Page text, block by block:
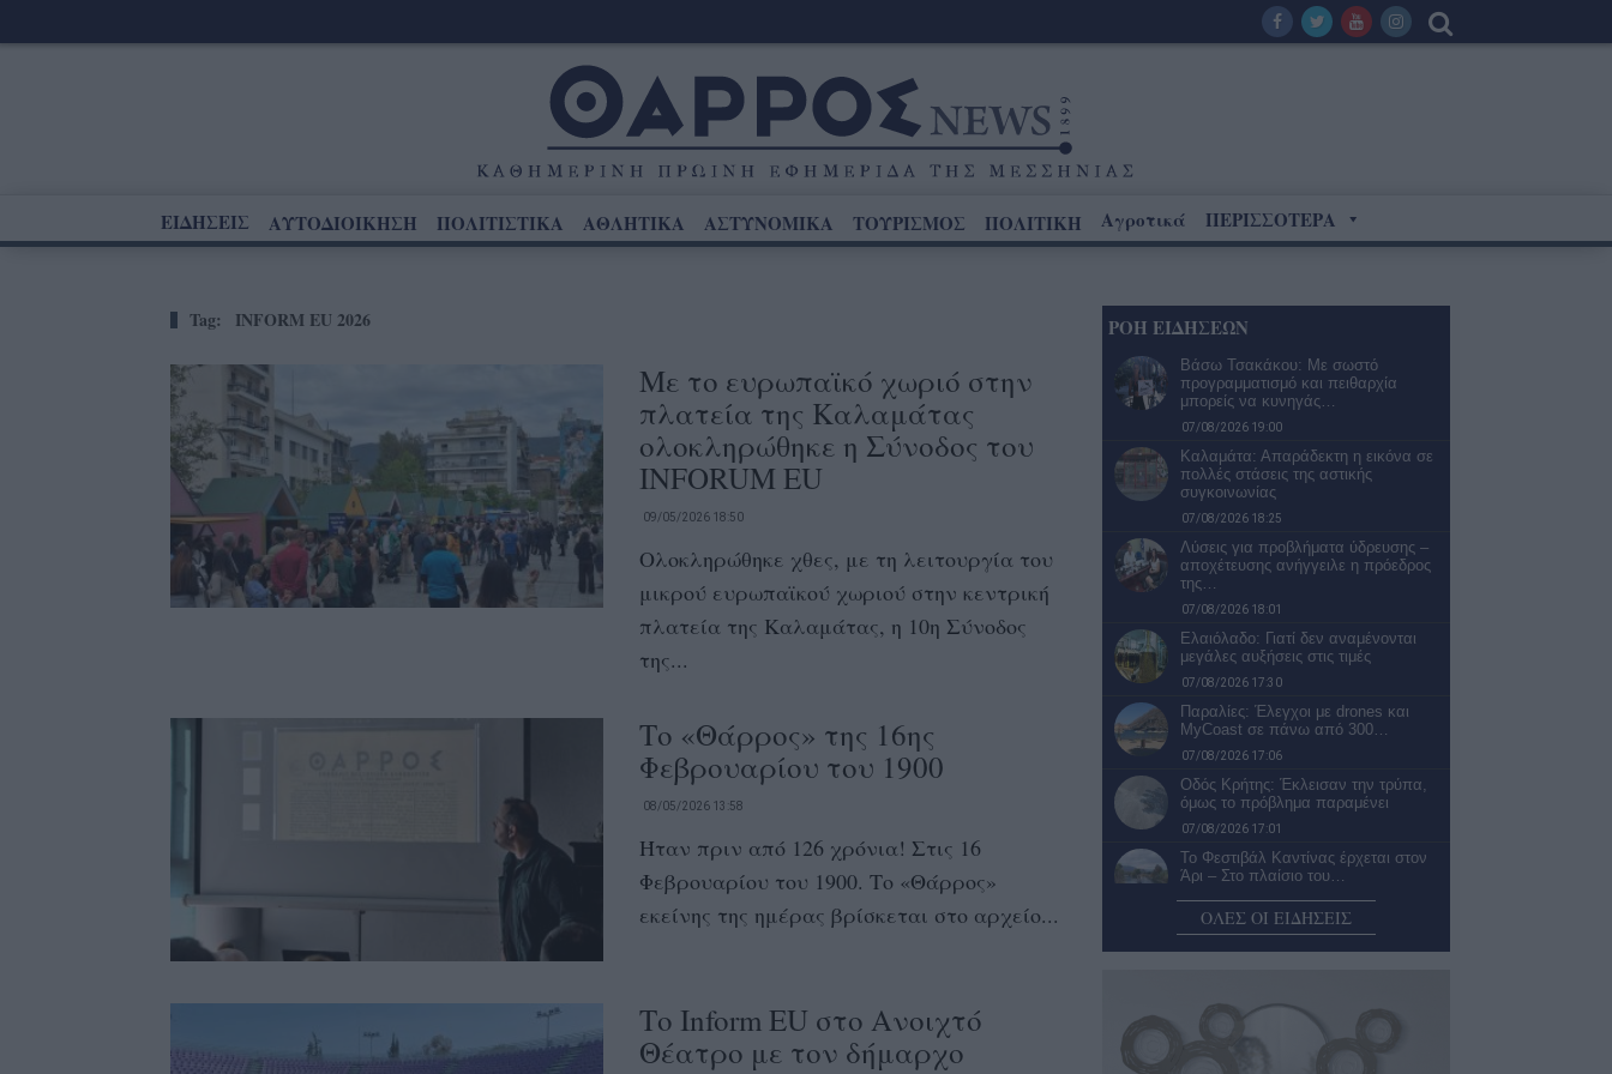
ΕΙΔΗΣΕΙΣ ΑΥΤΟΔΙΟΙΚΗΣΗ ΠΟΛΙΤΙΣΤΙΚΑ ΑΘΛΗΤΙΚΑ ΑΣΤΥΝΟΜΙΚΑ ΤΟΥΡΙΣΜΟΣ ΠΟΛΙΤΙΚΗ Αγροτικά ΠΕΡΙΣΣΟΤΕΡΑ
Tag: INFORM EU 2026
Με το ευρωπαϊκό χωριό στην
πλατεία της Καλαμάτας
ολοκληρώθηκε η Σύνοδος του
INFORUM EU
09/05/2026 18:50
Ολοκληρώθηκε χθες, με τη λειτουργία του
μικρού ευρωπαϊκού χωριού στην κεντρική
πλατεία της Καλαμάτας, η 10η Σύνοδος
της...
Το «Θάρρος» της 16ης
Φεβρουαρίου του 1900
08/05/2026 13:58
Ήταν πριν από 126 χρόνια! Στις 16
Φεβρουαρίου του 1900. Το «Θάρρος»
εκείνης της ημέρας βρίσκεται στο αρχείο...
Το Inform EU στο Ανοιχτό
Θέατρο με τον δήμαρχο
ΡΟΗ ΕΙΔΗΣΕΩΝ
Βάσω Τσακάκου: Με σωστό
προγραμματισμό και πειθαρχία
μπορείς να κυνηγάς…
07/08/2026 19:00
Καλαμάτα: Απαράδεκτη η εικόνα σε
πολλές στάσεις της αστικής
συγκοινωνίας
07/08/2026 18:25
Λύσεις για προβλήματα ύδρευσης –
αποχέτευσης ανήγγειλε η πρόεδρος
της…
07/08/2026 18:01
Ελαιόλαδο: Γιατί δεν αναμένονται
μεγάλες αυξήσεις στις τιμές
07/08/2026 17:30
Παραλίες: Έλεγχοι με drones και
MyCoast σε πάνω από 300…
07/08/2026 17:06
Οδός Κρήτης: Έκλεισαν την τρύπα,
όμως το πρόβλημα παραμένει
07/08/2026 17:01
Το Φεστιβάλ Καντίνας έρχεται στον
Άρι – Στο πλαίσιο του…
07/08/2026 16:50
Θα αλλάξει κάτι;
Ασπροχώματος
07/08/2026 15:15
ΟΛΕΣ ΟΙ ΕΙΔΗΣΕΙΣ